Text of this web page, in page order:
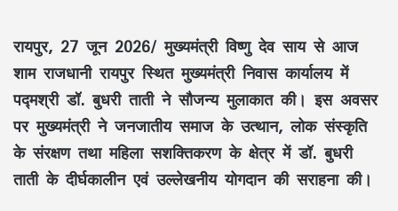
रायपुर, 27 जून 2026/मुख्यमंत्रीविष्णु देव सायसे आज
शाम राजधानी रायपुर स्थित मुख्यमंत्री निवास कार्यालय में
पद्मश्री डॉ. बुधरी तातीने सौजन्य मुलाकात की। इस अवसर
पर मुख्यमंत्री ने जनजातीय समाज के उत्थान, लोक संस्कृति
के संरक्षण तथा महिला सशक्तिकरण के क्षेत्र मेंडॉ. बुधरी
तातीके दीर्घकालीन एवं उल्लेखनीय योगदान की सराहना की।